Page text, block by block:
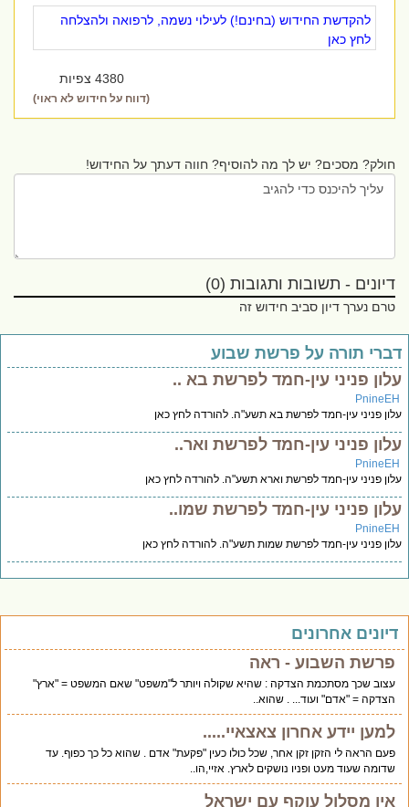
להקדשת החידוש (בחינם!) לעילוי נשמה, לרפואה ולהצלחה
לחץ כאן
4380 צפיות
(דווח על חידוש לא ראוי)
חולק? מסכים? יש לך מה להוסיף? חווה דעתך על החידוש!
דיונים - תשובות ותגובות (0)
טרם נערך דיון סביב חידוש זה
תורה על פרשת שבוע
פניני עין-חמד לפרשת בא ..
פניני עין-חמד לפרשת בא תשע"ה. להורדה לחץ כאן
פניני עין-חמד לפרשת ואר..
פניני עין-חמד לפרשת וארא תשע"ה. להורדה לחץ כאן
פניני עין-חמד לפרשת שמו..
פניני עין-חמד לפרשת שמות תשע"ה. להורדה לחץ כאן
אחרונים
פרשת השבוע - ראה
עצוב שכך מסתכמת הצדקה : שהיא שקולה ויותר ל"משפט" שאם המשפט = "ארץ"
הצדקה = "אדם" ועוד... . שהוא..
למען יידע אחרון צאצאיי.....
פעם הראה לי הזקן זקן אחר, שכל כולו כעין "פקעת" אדם . שהוא כל כך כפוף. עד
שדומה שעוד מעט ופניו נושקים לארץ. אזיי,הו..
אין מסלול עוקף עם ישראל